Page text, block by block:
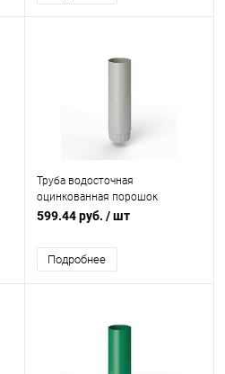
Труба водосточная
оцинкованная порошок
ф125х1250мм RAL 7038
599.44 руб. / шт
Подробнее